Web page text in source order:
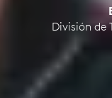
División de